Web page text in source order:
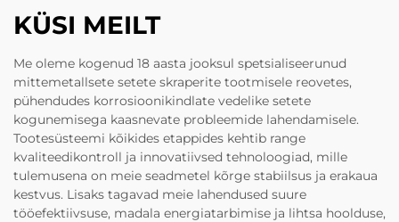
KÜSI MEILT
Me oleme kogenud 18 aasta jooksul spetsialiseerunud
mittemetallsete setete skraperite tootmisele reovetes,
pühendudes korrosioonikindlate vedelike setete
kogunemisega kaasnevate probleemide lahendamisele.
Tootesüsteemi kõikides etappides kehtib range
kvaliteedikontroll ja innovatiivsed tehnoloogiad, mille
tulemusena on meie seadmetel kõrge stabiilsus ja erakaua
kestvus. Lisaks tagavad meie lahendused suure
tööefektiivsuse, madala energiatarbimise ja lihtsa hoolduse,